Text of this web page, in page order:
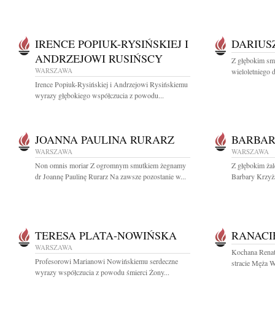
IRENCE POPIUK-RYSIŃSKIEJ I
ANDRZEJOWI RUSIŃSCY
WARSZAWA
Irence Popiuk-Rysińskiej i Andrzejowi Rysińskiemu
wyrazy głębokiego współczucia z powodu...
Z głębokim
wieloletniego
JOANNA PAULINA RURARZ
WARSZAWA
Non omnis moriar Z ogromnym smutkiem żegnamy
dr Joannę Paulinę Rurarz Na zawsze pozostanie w...
WARSZAWA
Z głębokim
Barbary
TERESA PLATA-NOWIŃSKA
WARSZAWA
Profesorowi Marianowi Nowińskiemu serdeczne
wyrazy współczucia z powodu śmierci Żony...
Kochana
stracie Męża